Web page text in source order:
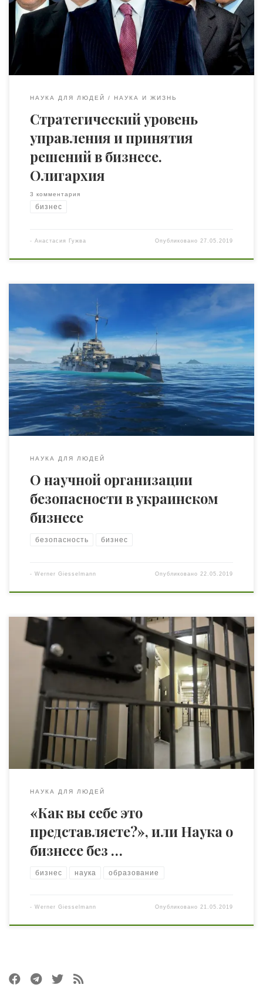
не удовлетворился очередной статьёй в нашем
издании. Любая человеческая система, насколько бы
человек глуп и бестолков не был, приспосабливается к
переменам. Только умные люди реагируют […]
НАУКА ДЛЯ ЛЮДЕЙ НАУКА И ЖИЗНЬ
Стратегический уровень
управления и принятия
решений в бизнесе.
Олигархия
3 комментария
бизнес
- Анастасия Гужва Опубликовано27.05.2019
И снова наш автор с берегов Рейна хотел сделать лишь
лёгкий набросок исследования особенностей
организации безопасности в украинском бизнесе, а
вышла полноценная докторская под названием
«Коррупция как расширение компенсационной
системы стремящегося к науке криминала» Должен
сказать, что был весьма тронут читательской реакцией
на мою первую статью об украинском бизнесе. Уже […]
НАУКА ДЛЯ ЛЮДЕЙ
О научной организации
безопасности в украинском
бизнесе
безопасность бизнес
- Werner Giesselmann Опубликовано 22.05.2019
Что бы там ни говорили, а на широтах СНГ почему-то
традиционно считается, что наука бизнесу не нужна.
Если хочешь быть богатым, как говорится, не ходи в
школу. Ваши люди чересчур увлеклись Киосаки,
который к бизнесу не имеет никакого отношения: у него
всё всегда заканчивается многоуровневым
маркетингом, который является обыкновенной
формой […]
НАУКА ДЛЯ ЛЮДЕЙ
«Как вы себе это
представляете?», или Наука о
бизнесе без …
бизнес наука образование
- Werner Giesselmann Опубликовано 21.05.2019